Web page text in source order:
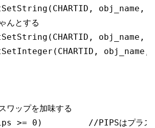
( CHARTID , obj_name ,
んとする
( CHARTID , obj_name ,
( CHARTID , obj_name
ワップを加味する
>= 0 )
//PIPSはプラス